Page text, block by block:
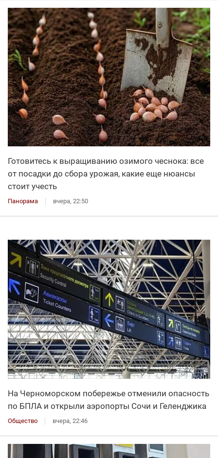
Готовитесь к выращиванию озимого чеснока: все
от посадки до сбора урожая, какие еще нюансы
стоит учесть
Панорама вчера, 22:50
На Черноморском побережье отменили опасность
по БПЛА и открыли аэропорты Сочи и Геленджика
Общество вчера, 22:46